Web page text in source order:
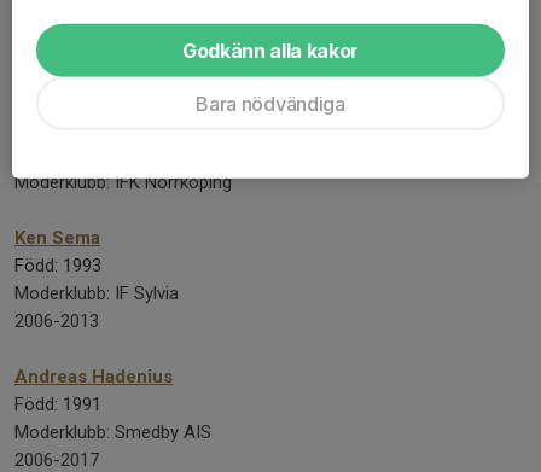
Moderklubb: Lindö FF
2008-2016
Moderklubb: IFK Norrköping
Ken Sema
Född: 1993
Moderklubb: IF Sylvia
2006-2013
Andreas Hadenius
Född: 1991
Moderklubb: Smedby AIS
2006-2017
Godkänn alla kakor
Bara nödvändiga